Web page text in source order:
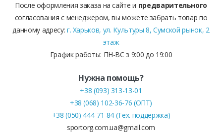
После оформления заказа на сайте и предварительного
согласования с менеджером, вы можете забрать товар по
данному адресу: г. Харьков, ул. Культуры 8, Сумской рынок, 2
этаж
График работы: ПН-ВС з 9:00 до 19:00
Нужна помощь?
+38 (093) 313-13-01
+38 (068) 102-36-76 (ОПТ)
+38 (050) 444-71-84 (Тех. поддержка)
sportorg.com.ua@gmail.com